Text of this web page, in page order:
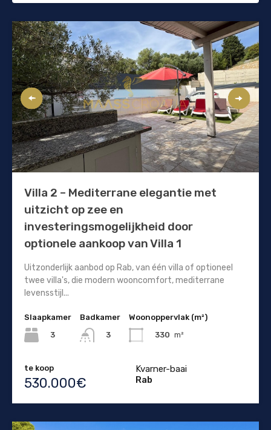
Villa 2 – Mediterrane elegantie met
uitzicht op zee en
investeringsmogelijkheid door
optionele aankoop van Villa 1
Uitzonderlijk aanbod op Rab, van één villa of optioneel
twee villa's, die modern wooncomfort, mediterrane
levensstijl...
Slaapkamer
3
Badkamer
3
Woonoppervlak (m²)
330 m²
te koop
530.000€
Kvarner-baai
Rab